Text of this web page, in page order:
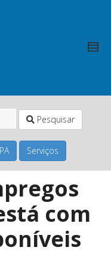
Pesquisar
Serviços
com